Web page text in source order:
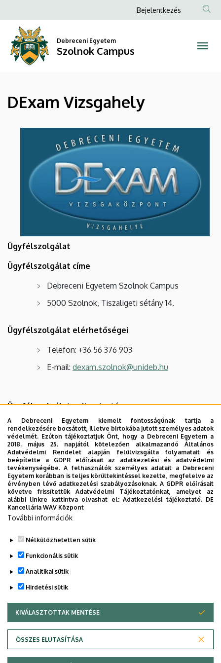
Vizsgahely
Szolnok
a
tartalomra
Anonim
menüje
Bejelentkezés
Debreceni Egyetem
Szolnok Campus
DExam Vizsgahely
Ügyfélszolgálat
Ügyfélszolgálat címe
Debreceni Egyetem Szolnok Campus
5000 Szolnok, Tiszaligeti sétány 14.
Ügyfélszolgálat elérhetőségei
Telefon: +36 56 376 903
E-mail: dexam.szolnok@unideb.hu
Ügyfélszolgálat nyitva tartása
Kedd: 9.00 – 12.00, 13.00 – 15.00
Csütörtök: 9.00 – 12.00, 13.00 – 15.00
Ügyfélszolgálat-vezető neve:Eszesné Kovács
Krisztina
Bővebb információ a DExam vizsgáról
Jelentkezés a vizsgára
Legutóbbi frissítés: 2023. 04. 14. 09:01
Adatvédelem
A Debreceni Egyetem kiemelt fontosságúnak tartja a
rendelkezésére bocsátott, illetve birtokába jutott személyes adatok
védelmét. Ezúton tájékoztatjuk Önt, hogy a Debreceni Egyetem a
2018. május 25. napjától kötelezően alkalmazandó Általános
Adatvédelmi Rendelet alapján felülvizsgálta folyamatait és
beépítette a GDPR előírásait az adatkezelési és adatvédelmi
tevékenységébe. A felhasználók személyes adatait a Debreceni
Egyetem korábban is teljes körültekintéssel kezelte, megfelelve az
érvényben lévő adatkezelési szabályozásoknak. A GDPR előírásait
követve frissítettük Adatvédelmi Tájékoztatónkat, amelyet az
alábbi linkre kattintva olvashat el:Adatkezelési tájékoztató. DE
Kancellária WAV Központ
További információk
Nélkülözhetetlen sütik
Funkcionális sütik
Analitikai sütik
Hirdetési sütik
KIVÁLASZTOTTAK MENTÉSE
ÖSSZES ELUTASÍTÁSA
WITHDRAW CONSENT